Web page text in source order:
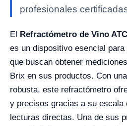
profesionales
El
Refractómetro de Vino
es un dispositivo esencial
que buscan obtener
Brix en sus productos. Con
robusta, este refractómetro
y precisos gracias a su escala
lecturas directas. Una de sus